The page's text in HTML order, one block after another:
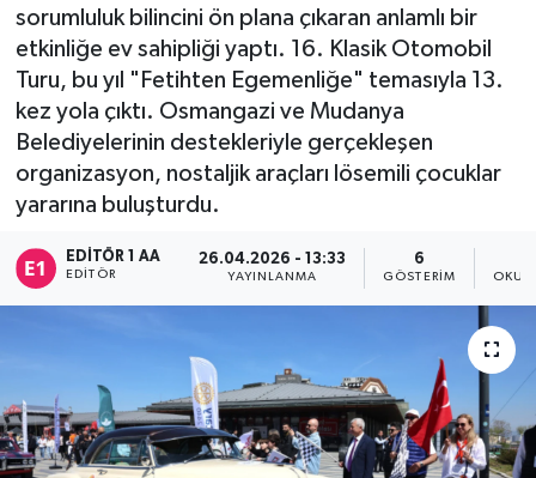
sorumluluk bilincini ön plana çıkaran anlamlı bir
etkinliğe ev sahipliği yaptı. 16. Klasik Otomobil
Turu, bu yıl "Fetihten Egemenliğe" temasıyla 13.
kez yola çıktı. Osmangazi ve Mudanya
Belediyelerinin destekleriyle gerçekleşen
organizasyon, nostaljik araçları lösemili çocuklar
yararına buluşturdu.
EDITÖR 1 AA
EDITÖR
26.04.2026 - 13:33
YAYINLANMA
6
GÖSTERIM
Genel
Gündem
Magazin
Sağlık
Siyaset
Türkiye
Haber Arşivi